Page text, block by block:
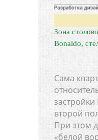
Зона
Bonaldo,
Сама
второй
При этом
«белой